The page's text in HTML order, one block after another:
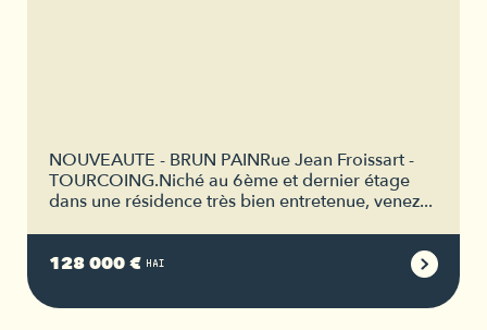
NOUVEAUTE - BRUN PAINRue Jean Froissart -
TOURCOING.Niché au 6ème et dernier étage
dans une résidence très bien entretenue, venez...
128 000 € HAI